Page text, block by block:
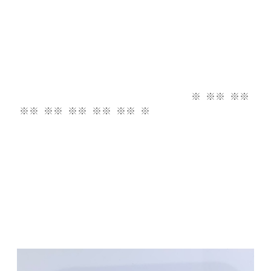
※ ※※ ※※
※※ ※※ ※※ ※※ ※※ ※